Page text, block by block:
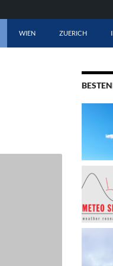
WIEN ZUERICH